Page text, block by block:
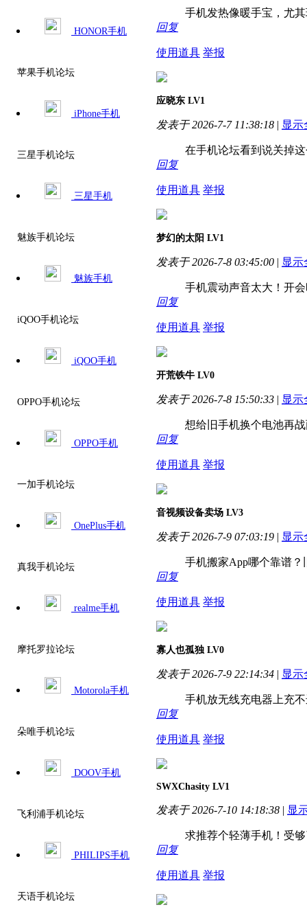
HONOR手机
苹果手机论坛
iPhone手机
三星手机论坛
三星手机
魅族手机论坛
魅族手机
iQOO手机论坛
iQOO手机
OPPO手机论坛
OPPO手机
一加手机论坛
OnePlus手机
真我手机论坛
realme手机
摩托罗拉论坛
Motorola手机
朵唯手机论坛
DOOV手机
飞利浦手机论坛
PHILIPS手机
天语手机论坛
手机发热像暖手宝，尤
回复
使用道具 举报
应晓东 LV1
发表于 2026-7-7 11:38:18 | 显示
在手机论坛看到说关掉
回复
使用道具 举报
梦幻的太阳 LV1
发表于 2026-7-8 03:45:00 | 显示
手机震动声音太大！开
回复
使用道具 举报
开荒铁牛 LV0
发表于 2026-7-8 15:50:33 | 显示
想给旧手机换个电池再
回复
使用道具 举报
音视频设备卖场 LV3
发表于 2026-7-9 07:03:19 | 显示
手机搬家App哪个靠谱
回复
使用道具 举报
寡人也孤独 LV0
发表于 2026-7-9 22:14:34 | 显示
手机放无线充电器上充
回复
使用道具 举报
SWXChasity LV1
发表于 2026-7-10 14:18:38 | 显
求推荐个轻薄手机！受
回复
使用道具 举报